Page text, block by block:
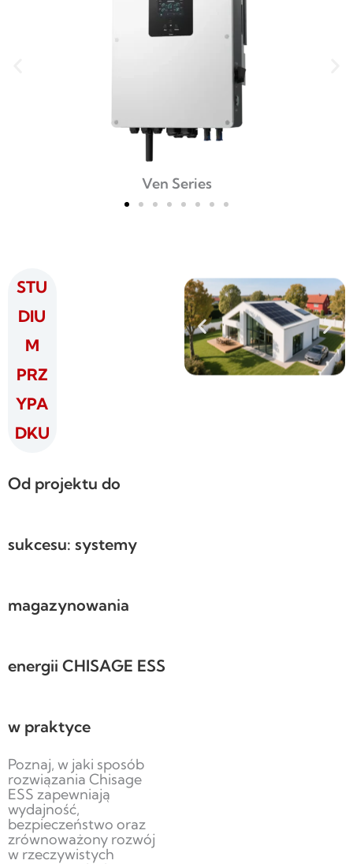
Ven Series
STU
DIU
M
PRZ
YPA
DKU
Od projektu do
sukcesu: systemy
magazynowania
energii CHISAGE ESS
w praktyce
Poznaj, w jaki sposób
rozwiązania Chisage
ESS zapewniają
wydajność,
bezpieczeństwo oraz
zrównoważony rozwój
w rzeczywistych